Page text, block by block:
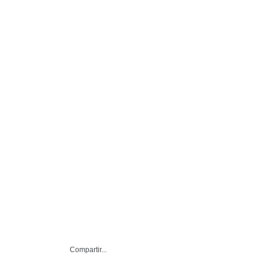
Compartir...